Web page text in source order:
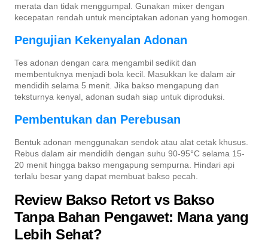
merata dan tidak menggumpal. Gunakan mixer dengan
kecepatan rendah untuk menciptakan adonan yang homogen.
Pengujian Kekenyalan Adonan
Tes adonan dengan cara mengambil sedikit dan
membentuknya menjadi bola kecil. Masukkan ke dalam air
mendidih selama 5 menit. Jika bakso mengapung dan
teksturnya kenyal, adonan sudah siap untuk diproduksi.
Pembentukan dan Perebusan
Bentuk adonan menggunakan sendok atau alat cetak khusus.
Rebus dalam air mendidih dengan suhu 90-95°C selama 15-
20 menit hingga bakso mengapung sempurna. Hindari api
terlalu besar yang dapat membuat bakso pecah.
Review Bakso Retort vs Bakso
Tanpa Bahan Pengawet: Mana yang
Lebih Sehat?